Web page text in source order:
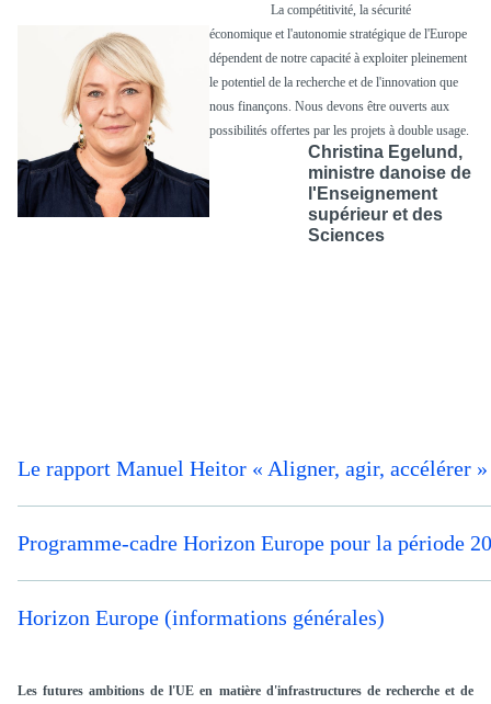
La compétitivité, la sécurité
économique et l'autonomie stratégique de l'Europe
dépendent de notre capacité à exploiter pleinement
le potentiel de la recherche et de l'innovation que
nous finançons. Nous devons être ouverts aux
possibilités offertes par les projets à double usage.
Christina Egelund,
ministre danoise de
l'Enseignement
supérieur et des
Sciences
Le rapport Manuel Heitor « Aligner, agir, accélérer
Programme-cadre Horizon Europe pour la période
Horizon Europe (informations générales)
Les futures ambitions de l'UE en matière d'infrastructures de recherche et de